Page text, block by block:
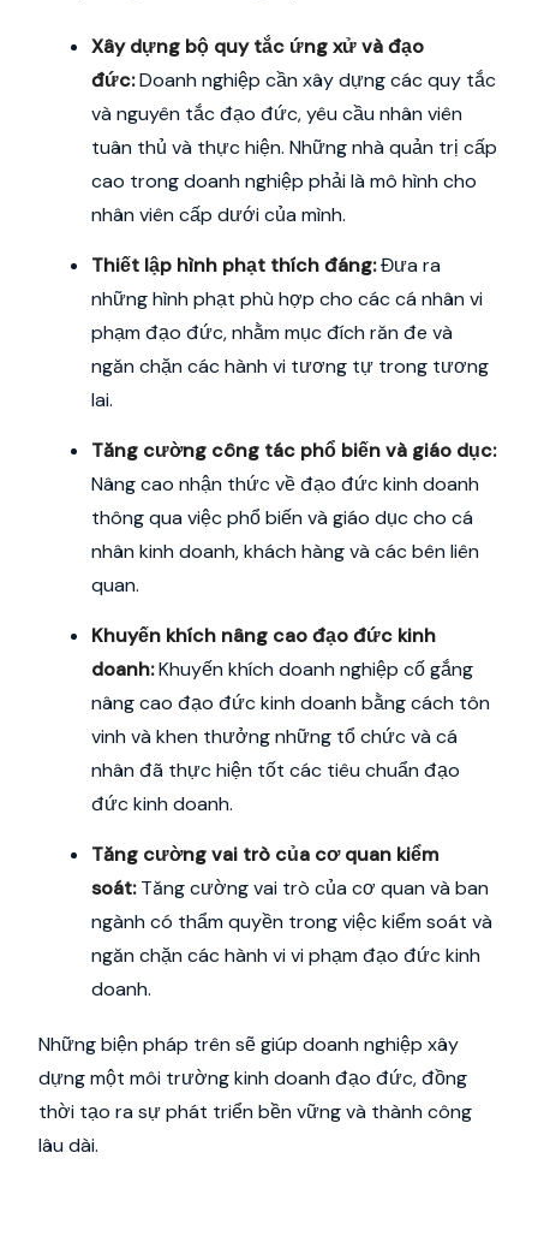
Xây dựng bộ quy tắc ứng xử và đạo
đức:Doanh nghiệp cần xây dựng các quy tắc
và nguyên tắc đạo đức, yêu cầu nhân viên
tuân thủ và thực hiện. Những nhà quản trị cấp
cao trong doanh nghiệp phải là mô hình cho
nhân viên cấp dưới của mình.
Thiết lập hình phạt thích đáng:Đưa ra
những hình phạt phù hợp cho các cá nhân vi
phạm đạo đức, nhằm mục đích răn đe và
ngăn chặn các hành vi tương tự trong tương
lai.
Tăng cường công tác phổ biến và giáo dục:
Nâng cao nhận thức về đạo đức kinh doanh
thông qua việc phổ biến và giáo dục cho cá
nhân kinh doanh, khách hàng và các bên liên
quan.
Khuyến khích nâng cao đạo đức kinh
doanh:Khuyến khích doanh nghiệp cố gắng
nâng cao đạo đức kinh doanh bằng cách tôn
vinh và khen thưởng những tổ chức và cá
nhân đã thực hiện tốt các tiêu chuẩn đạo
đức kinh doanh.
Tăng cường vai trò của cơ quan kiểm
soát:Tăng cường vai trò của cơ quan và ban
ngành có thẩm quyền trong việc kiểm soát và
ngăn chặn các hành vi vi phạm đạo đức kinh
doanh.
Những biện pháp trên sẽ giúp doanh nghiệp xây
dựng một môi trường kinh doanh đạo đức, đồng
thời tạo ra sự phát triển bền vững và thành công
lâu dài.